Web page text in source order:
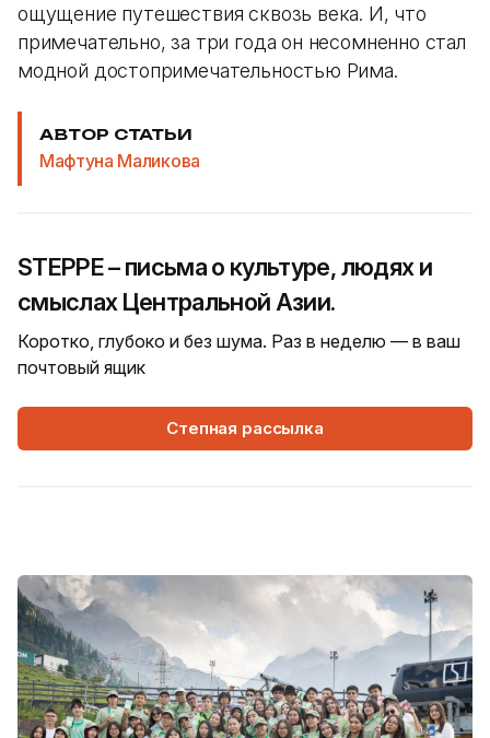
ощущение путешествия сквозь века. И, что
примечательно, за три года он несомненно стал
модной достопримечательностью Рима.
АВТОР СТАТЬИ
Мафтуна Маликова
STEPPE – письма о культуре, людях и
смыслах Центральной Азии.
Коротко, глубоко и без шума. Раз в неделю — в ваш
почтовый ящик
Степная рассылка